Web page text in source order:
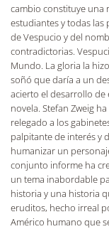
cambio constituye una
estudiantes y todas
de Vespucio y del
contradictorias.
Mundo. La gloria la
soñó que daría a un
acierto el desarrollo de
novela. Stefan Zweig
relegado a los
palpitante de interés y
humanizar un
conjunto informe ha
un tema inabordable
historia y una historia
eruditos, hecho irreal
Américo humano que